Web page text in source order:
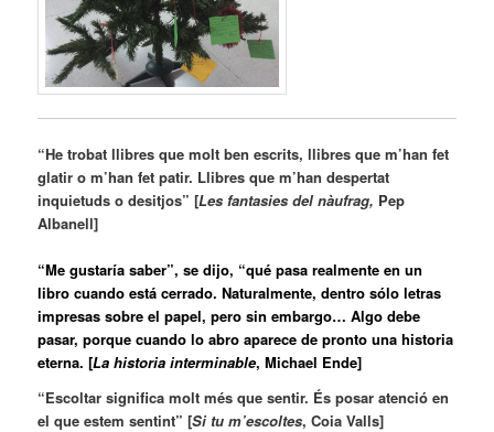
“He trobat llibres que molt ben escrits, llibres que m’han fet
glatir o m’han fet patir. Llibres que m’han despertat
inquietuds o desitjos” [Les fantasies del nàufrag, Pep
Albanell]
“Me gustaría saber”, se dijo, “qué pasa realmente en un
libro cuando está cerrado. Naturalmente, dentro sólo letras
impresas sobre el papel, pero sin embargo… Algo debe
pasar, porque cuando lo abro aparece de pronto una historia
eterna. [La historia interminable, Michael Ende]
“Escoltar significa molt més que sentir. És posar atenció en
el que estem sentint” [Si tu m’escoltes, Coia Valls]